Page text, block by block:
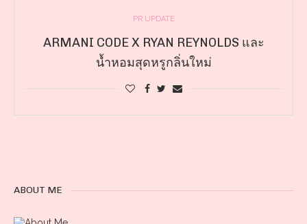
PR UPDATE
ARMANI CODE X RYAN REYNOLDS และ
น้ำหอมสุดหรูกลิ่นใหม่
ABOUT ME